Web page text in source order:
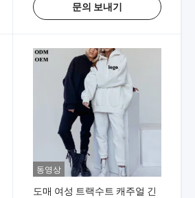
문의 보내기
동영상
도매 여성 트랙수트 캐주얼 긴